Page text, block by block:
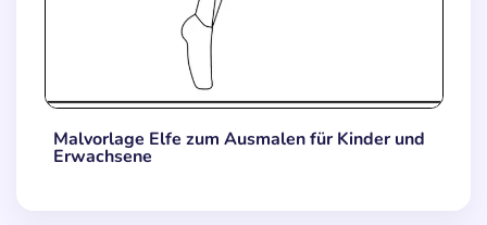
Malvorlage Elfe zum Ausmalen für Kinder und
Erwachsene